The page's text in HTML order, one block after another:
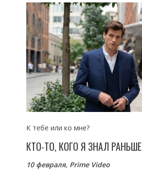
К тебе или ко мне?
КТО-ТО, КОГО Я ЗНАЛ РАНЬШЕ
10 февраля, Prime Video